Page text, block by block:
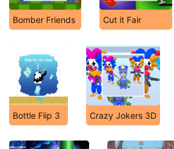
Bomber Friends Cut it Fair
Bottle Flip 3 Crazy Jokers 3D